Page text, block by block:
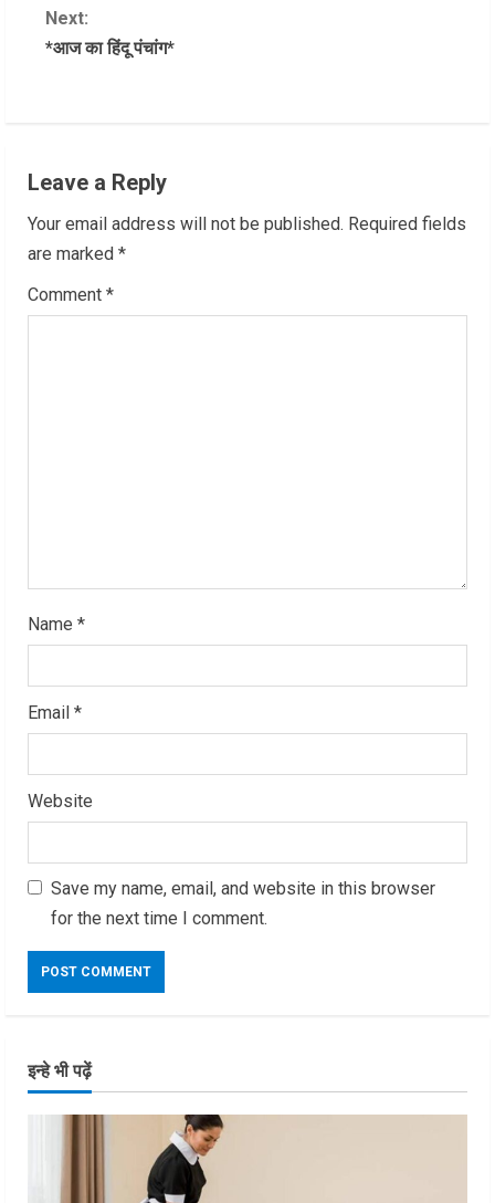
n
n
u
e
R
g
Next:
*आज का हिंदू पंचांग*
Leave a Reply
Your email address will not be published. Required fields
are marked *
Comment *
Name *
Email *
Website
Save my name, email, and website in this browser
for the next time I comment.
इन्हे भी पढ़ें